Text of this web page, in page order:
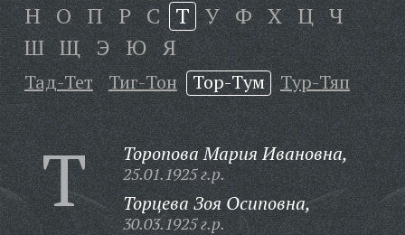
Н О П Р С Т У Ф Х Ц Ч
Ш Щ Э Ю Я
Тад-Тет Тиг-Тон Тор-Тум Тур-Тяп
Т Торопова Мария Ивановна,
25.01.1925 г.р.
Торцева Зоя Осиповна,
30.03.1925 г.р.